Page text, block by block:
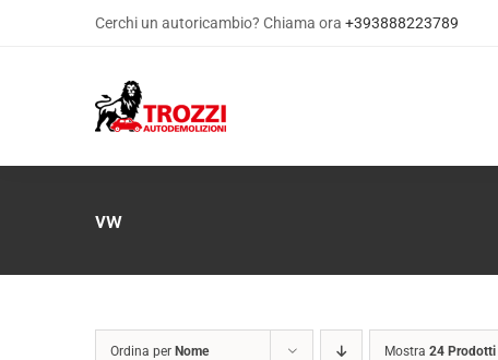
Cerchi un autoricambio? Chiama ora +393888223789
vw
Ordina per Nome Mostra 24 Prodotti